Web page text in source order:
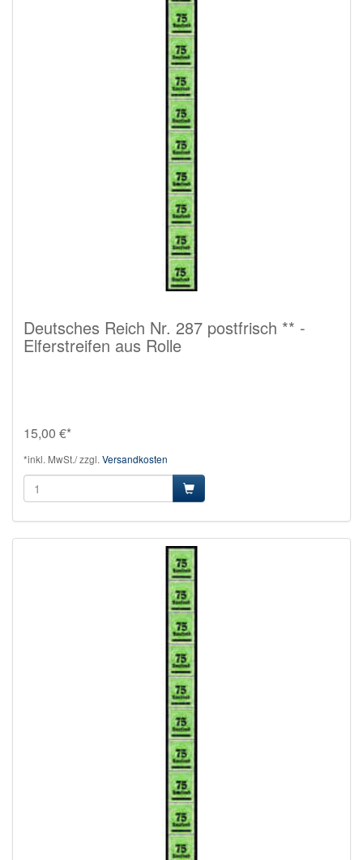
Deutsches Reich Nr. 287 postfrisch ** -
Elferstreifen aus Rolle
15,00 €*
*inkl. MwSt./ zzgl. Versandkosten